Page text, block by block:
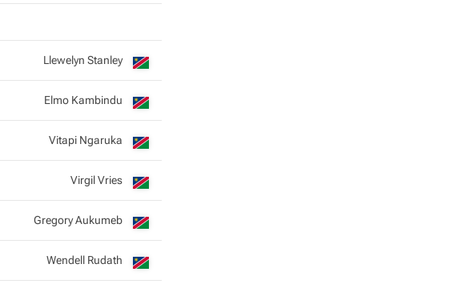
Llewelyn Stanley
Elmo Kambindu
Vitapi Ngaruka
Virgil Vries
Gregory Aukumeb
Wendell Rudath